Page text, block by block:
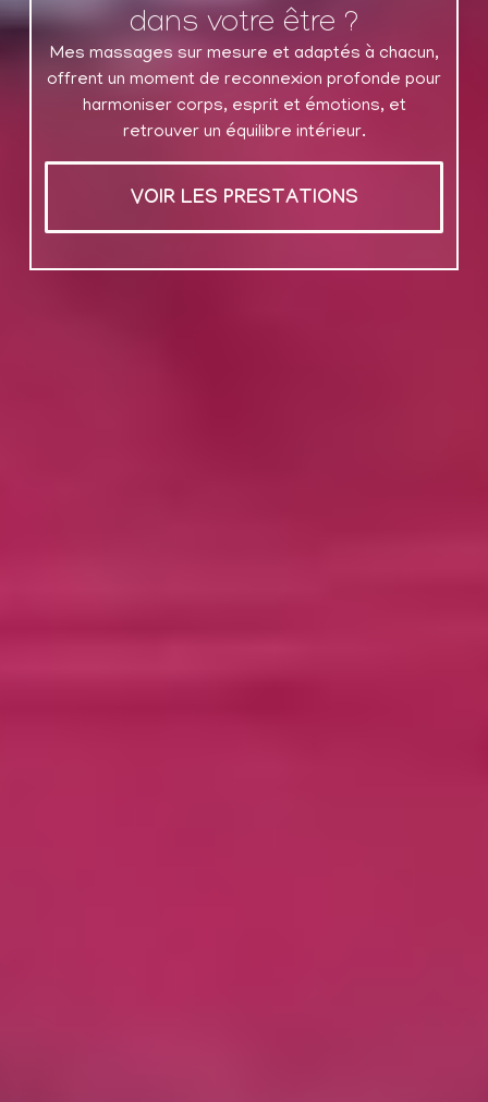
dans votre être ?
Mes massages sur mesure et adaptés à chacun,
offrent un moment de reconnexion profonde pour
harmoniser corps, esprit et émotions, et
retrouver un équilibre intérieur.
VOIR LES PRESTATIONS